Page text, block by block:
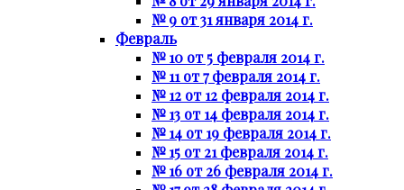
№ 9 от 31 января 2014 г.
Февраль
№ 10 от 5 февраля 2014 г.
№ 11 от 7 февраля 2014 г.
№ 12 от 12 февраля 2014 г.
№ 13 от 14 февраля 2014 г.
№ 14 от 19 февраля 2014 г.
№ 15 от 21 февраля 2014 г.
№ 16 от 26 февраля 2014 г.